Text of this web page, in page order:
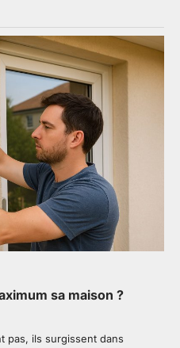
sa maison ?
pas, ils surgissent dans